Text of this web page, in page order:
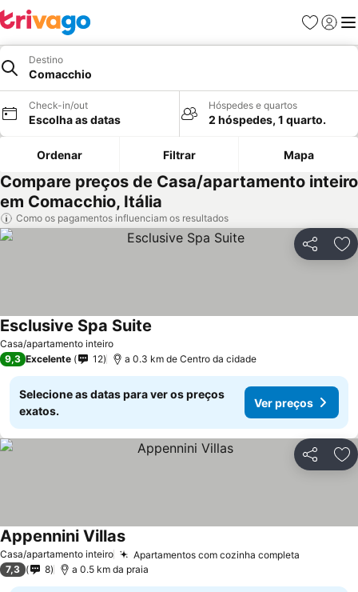
Favoritos
Iniciar
Destino
Comacchio
Check-in/out
Escolha as datas
Hóspedes e quartos
2 hóspedes, 1 quarto.
Ordenar Filtrar Mapa
Compare preços de Casa/apartamento inteiro
em Comacchio, Itália
Como os pagamentos influenciam os resultados
Partilhar
Casa/apartamento inteiro
Esclusive Spa Suite
9,3 Excelente 12 a 0.3 km de Centro da cidade
Selecione as datas para ver os preços
exatos.
Ver preços
Partilhar
Casa/apartamento inteiro Apartamentos com cozinha completa
Appennini Villas
7,3 8 a 0.5 km da praia